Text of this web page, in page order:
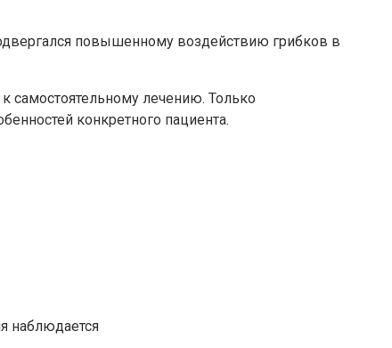
повышенному воздействию грибков в
самостоятельному лечению. Только
конкретного пациента.
наблюдается